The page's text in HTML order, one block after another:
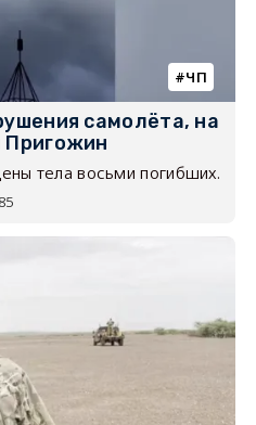
ЧП
самолёта, на
Пригожин
тела восьми погибших.